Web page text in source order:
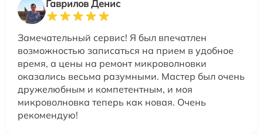
Гаврилов Денис
Замечательный сервис! Я был впечатлен
возможностью записаться на прием в удобное
время, а цены на ремонт микроволновки
оказались весьма разумными. Мастер был очень
дружелюбным и компетентным, и моя
микроволновка теперь как новая. Очень
рекомендую!